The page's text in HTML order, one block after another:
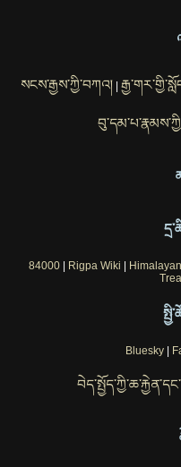
སངས་རྒྱས་ཀྱི་བཀའ།
84000| Rigpa Wiki
Bluesky|